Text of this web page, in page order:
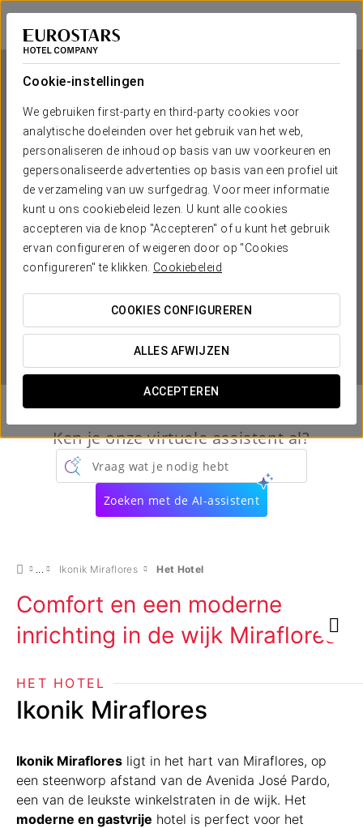
Cookie-instellingen
We gebruiken first-party en third-party cookies voor
analytische doeleinden over het gebruik van het web,
personaliseren de inhoud op basis van uw voorkeuren en
gepersonaliseerde advertenties op basis van een profiel uit
de verzameling van uw surfgedrag. Voor meer informatie
kunt u ons cookiebeleid lezen. U kunt alle cookies
accepteren via de knop "Accepteren" of u kunt het gebruik
ervan configureren of weigeren door op "Cookies
configureren" te klikken. Cookiebeleid
COOKIES CONFIGUREREN
ALLES AFWIJZEN
ACCEPTEREN
Ikonik Miraflores
LIMA
Ikonik Miraflores
LIMA
WANNEER WIL JE GAAN?
Ken je onze virtuele assistent al?
Vraag wat je nodig hebt
Zoeken met de AI-assistent
Ikonik Miraflores Het Hotel
Comfort en een moderne
inrichting in de wijk Miraflores
HET HOTEL
Ikonik Miraflores
Ikonik Miraflores ligt in het hart van Miraflores, op
een steenworp afstand van de Avenida José Pardo,
een van de leukste winkelstraten in de wijk. Het
moderne en gastvrije hotel is perfect voor het